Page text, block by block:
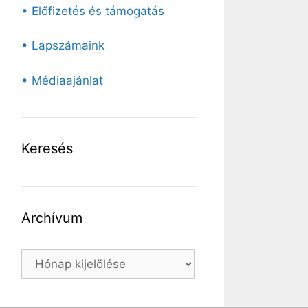
• Előfizetés és támogatás
• Lapszámaink
• Médiaajánlat
Keresés
Archívum
Archívum